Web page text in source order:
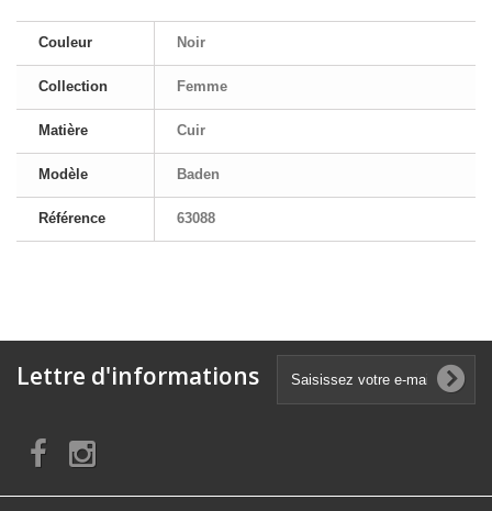
Couleur Noir
Collection Femme
Matière Cuir
Modèle Baden
Référence 63088
Lettre d'informations